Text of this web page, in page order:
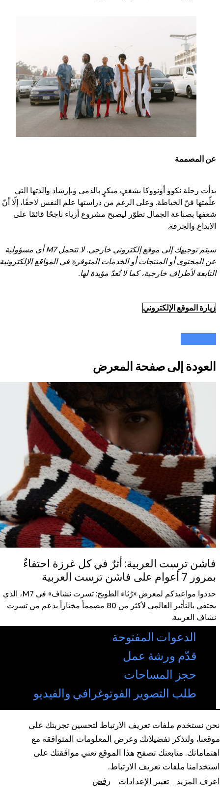
عن المصممة
بدأت رحلة نكوو أونووكا بشغفٍ مبكرٍ بالدمى وبإرشاد والدتها التي
علّمتها فنّ الخياطة. وعلى الرغم من دراستها علم النفس لاحقًا، إلّا أنّ
شغفها بصناعة الجمال تطوّر ليصبح مشروع أزياء ناجحًا قائمًا على
الإبداع والحِرفة.
سيتم توجيهك إلى موقع إلكتروني خارجي. لا تتحمل M7 أي مسؤولية
عن المحتوى أو المنتجات أو الخدمات المتوفرة في المواقع الإلكترونية
التابعة لأطراف خارجية، كما لا تُعدّ مؤيدة لها.
زيارة الموقع الإلكتروني
العودة إلى صفحة المعرض
فاشن ترست العربية: أثرٌ في كل غرزة احتفاءٌ
بمرور 7 أعوام على فاشن ترست العربية
حددوا مواعيدكم لمعرض «رُثاء الطويخ: تسرت نشاف» في M7، الذي
يحتفي بالتأثير العالمي لأكثر من 80 مصمماً مختاراً بدعم من تسرت
نشاف العربية.
الدعوات المفتوحة
قدّم ورشة عمل
حجز المساحات
طلب التصوير الفوتوغرافي والفيديو
الشروط والأحكام
سياسة ملفات تعريف الارتباط
متاحف قطر على الخريطة
استكشف متاحفنا، ومعارضنا، ومساحاتنا الإبداعية، المنتشرة
في كافة أنحاء قطر، وتعرف على كل جديد. خطط لزيارتك
الآن أو ابحث عن أحد المرافق أو المواقع على الخريطة.
المتاحف وصالات العرض والمراكز الإبداعية
الفن العام
نحن نستخدم ملفات تعريف الارتباط لتحسين تجربتك على
موقعنا، ولتذكر تفضيلاتك وعرض المعلومات المتوافقة مع
اهتماماتك. متابعتك تصفح هذا الموقع تعني موافقتك على
استخدامنا ملفات تعريف الارتباط.
اعرف المزيد
تغيير الإعدادات رفض